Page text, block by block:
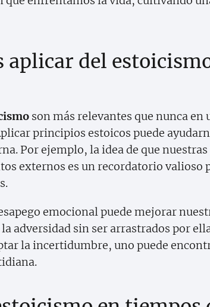
aplicar del
son más relevantes que nunca en
principios estoicos puede
Por ejemplo, la idea de que
externos es un recordatorio valioso
emocional puede mejorar
adversidad sin ser arrastrados por
la incertidumbre, uno puede